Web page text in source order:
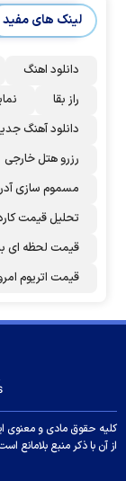
لینک های مفید
دانلود اهنگ
راز بقا
دانلود آهنگ
رزرو هتل خارجی
مسموم سازی
تحلیل قیمت
قیمت لحظه ای
قیمت اتریوم
کلیه حقوق مادی و معنوی
از آن با ذکر منبع بلامانع